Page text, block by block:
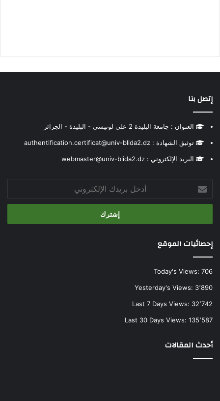
إتصل بنا
العنوان : جامعة البليدة 2 علي لونيسي - البليدة - الجزائر
توثيق الشهادة : authentification.certificat@univ-blida2.dz
البريد الإلكتروني : webmaster@univ-blida2.dz
بريدك
الإلكتروني
إحصائيات الموقع
Today's Views: 706
Yesterday's Views: 3٬890
Last 7 Days Views: 32٬742
Last 30 Days Views: 135٬587
أحدث المقالات